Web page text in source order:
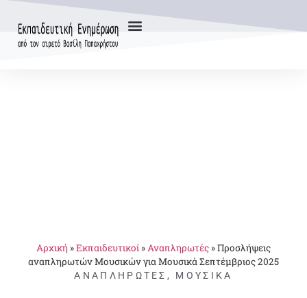
Αρχική »Εκπαιδευτικοί »Αναπληρωτές »Προσλήψεις
αναπληρωτών Μουσικών για Μουσικά Σεπτέμβριος 2025
ΑΝΑΠΛΗΡΩΤΈΣ , ΜΟΥΣΙΚΆ